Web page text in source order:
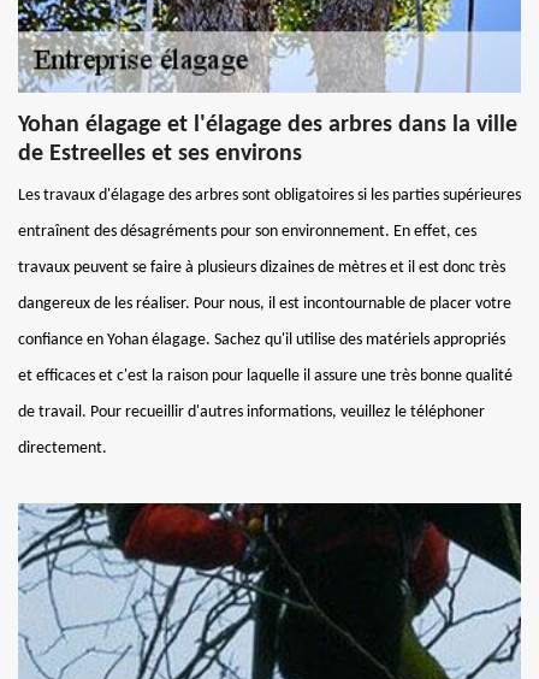
Yohan élagage et l'élagage des arbres dans la ville
de Estreelles et ses environs
Les travaux d'élagage des arbres sont obligatoires si les parties supérieures
entraînent des désagréments pour son environnement. En effet, ces
travaux peuvent se faire à plusieurs dizaines de mètres et il est donc très
dangereux de les réaliser. Pour nous, il est incontournable de placer votre
confiance en Yohan élagage. Sachez qu'il utilise des matériels appropriés
et efficaces et c'est la raison pour laquelle il assure une très bonne qualité
de travail. Pour recueillir d'autres informations, veuillez le téléphoner
directement.